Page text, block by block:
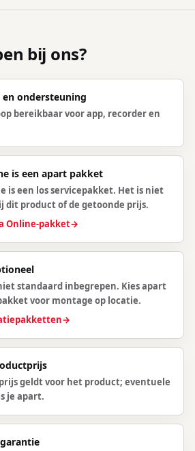
bij ons?
ondersteuning
bereikbaar voor app, recorder en
is een apart pakket
is een los servicepakket. Het is niet
dit product of de getoonde prijs.
Online-pakket→
standaard inbegrepen. Kies apart
voor montage op locatie.
→
geldt voor het product; eventuele
je apart.